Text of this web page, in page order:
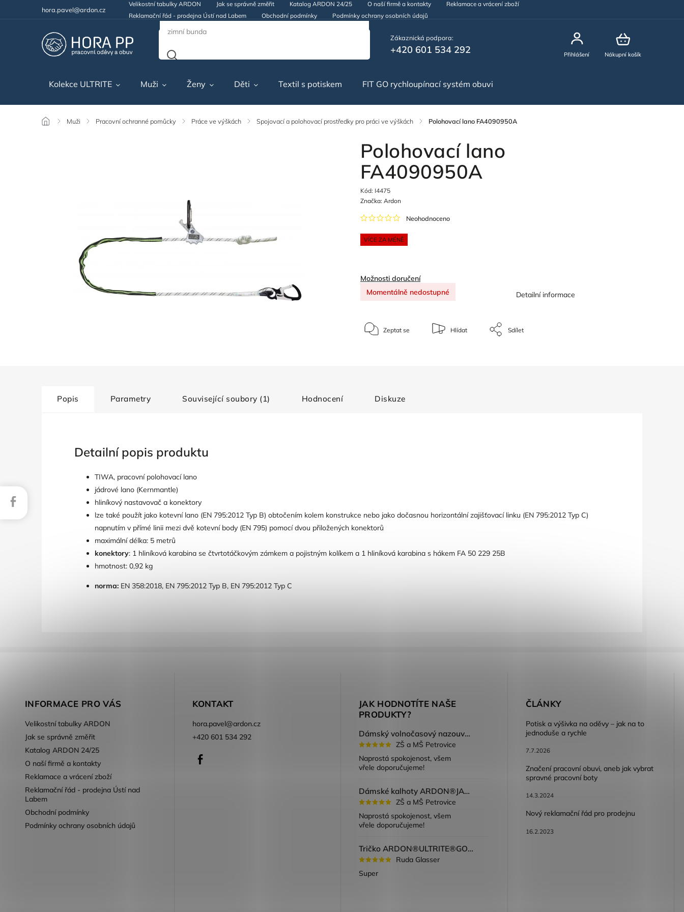
hora.pavel@ardon.cz
Velikostní tabulky ARDON Jak se správně změřit Katalog ARDON 24/25 O naší firmě a kontakty
Reklamace a vrácení zboží
Reklamační řád - prodejna Ústí nad Labem
Obchodní podmínky Podmínky ochrany osobních údajů
Zákaznická podpora:
+420 601 534 292 Nákupní košík
Přihlášení
Kolekce ULTRITE Muži Ženy Děti Textil s potiskem FIT GO rychloupínací systém obuvi
/ Muži / Pracovní ochranné pomůcky / Práce ve výškách / Spojovací a polohovací prostředky pro práci ve výškách / Polohovací lano FA4090950A
Polohovací lano
FA4090950A
Kód: I4475
VÍCE ZA MÉNĚ
Neohodnoceno
Značka: Ardon
Možnosti doručení
Momentálně nedostupné
Detailní informace
Zeptat se Hlídat Sdílet
Popis Parametry Související soubory (1) Hodnocení Diskuze
Detailní popis produktu
TIWA, pracovní polohovací lano
jádrové lano (Kernmantle)
hliníkový nastavovač a konektory
lze také použít jako kotevní lano (EN 795:2012 Typ B) obtočením kolem konstrukce nebo jako dočasnou horizontální zajišťovací linku (EN 795:2012 Typ C)
napnutím v přímé linii mezi dvě kotevní body (EN 795) pomocí dvou přiložených konektorů
maximální délka: 5 metrů
konektory: 1 hliníková karabina se čtvrtotáčkovým zámkem a pojistným kolíkem a 1 hliníková karabina s hákem FA 50 229 25B
hmotnost: 0,92 kg
norma: EN 358:2018, EN 795:2012 Typ B, EN 795:2012 Typ C
INFORMACE PRO VÁS
Velikostní tabulky ARDON
Jak se správně změřit
Katalog ARDON 24/25
O naší firmě a kontakty
Reklamace a vrácení zboží
Reklamační řád - prodejna Ústí nad
Labem
Obchodní podmínky
Podmínky ochrany osobních údajů
KONTAKT
hora.pavel@ardon.cz
+420 601 534 292
JAK HODNOTÍTE NAŠE
PRODUKTY?
Dámský volnočasový nazouvák ARDON®JUNO - růžová
ZŠ a MŠ Petrovice
Naprostá spokojenost, všem
vřele doporučujeme!
Dámské kalhoty ARDON®JASVENA šedá
ZŠ a MŠ Petrovice
Naprostá spokojenost, všem
vřele doporučujeme!
Tričko ARDON®ULTRITE®GO! dámské růžová
Ruda Glasser
Super
ČLÁNKY
Potisk a výšivka na oděvy – jak na to
jednoduše a rychle
7.7.2026
Značení pracovní obuvi, aneb jak vybrat
spravné pracovní boty
14.3.2024
Nový reklamační řád pro prodejnu
16.2.2023